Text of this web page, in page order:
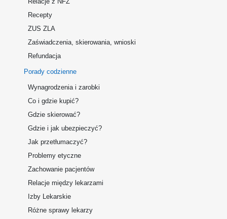
Recepty
ZUS ZLA
Zaświadczenia, skierowania, wnioski
Refundacja
Porady codzienne
Wynagrodzenia i zarobki
Co i gdzie kupić?
Gdzie skierować?
Gdzie i jak ubezpieczyć?
Jak przetłumaczyć?
Problemy etyczne
Zachowanie pacjentów
Relacje między lekarzami
Izby Lekarskie
Różne sprawy lekarzy